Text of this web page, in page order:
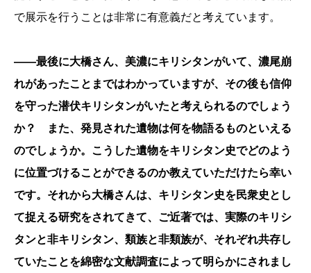
で展示を行うことは非常に有意義だと考えています。
――最後に大橋さん、美濃にキリシタンがいて、濃尾崩
れがあったことまではわかっていますが、その後も信仰
を守った潜伏キリシタンがいたと考えられるのでしょう
か？ また、発見された遺物は何を物語るものといえる
のでしょうか。こうした遺物をキリシタン史でどのよう
に位置づけることができるのか教えていただけたら幸い
です。それから大橋さんは、キリシタン史を民衆史とし
て捉える研究をされてきて、ご近著では、実際のキリシ
タンと非キリシタン、類族と非類族が、それぞれ共存し
ていたことを綿密な文献調査によって明らかにされまし